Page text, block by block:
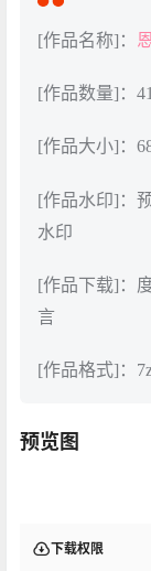
[作品名称]：
[作品数量]：
[作品大小]：
[作品水印]：
水印
[作品下载]：
言
[作品格式]：
预览图
下载权限